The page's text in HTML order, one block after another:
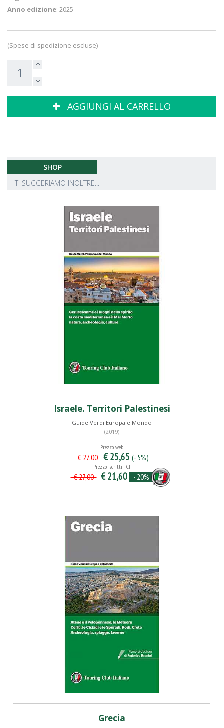
Anno edizione: 2025
(Spese di spedizione escluse)
AGGIUNGI AL CARRELLO
SHOP
TI SUGGERIAMO INOLTRE...
Israele. Territori Palestinesi
Guide Verdi Europa e Mondo
(2019)
Prezzo web
€ 27,00 € 25,65 (- 5%)
Prezzo iscritti TCI
€ 27,00 € 21,60 - 20%
Grecia